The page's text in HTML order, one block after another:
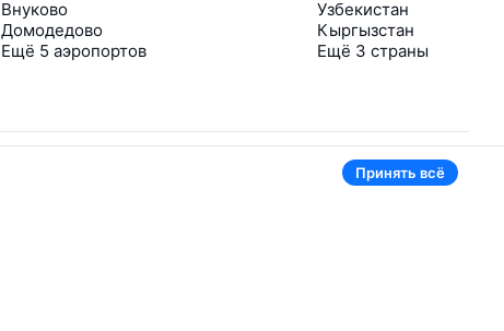
Внуково
Домодедово
Ещё 5 аэропортов
Узбекистан
Кыргызстан
Ещё 3 страны
Принять всё